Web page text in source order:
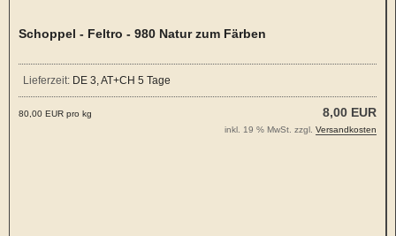
Schoppel - Feltro - 980 Natur zum Färben
Lieferzeit: DE 3, AT+CH 5 Tage
8,00 EUR
80,00 EUR pro kg
inkl. 19 % MwSt. zzgl. Versandkosten